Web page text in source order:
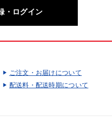
・ログイン
ご注文・お届けについて
配送料・配送時期について